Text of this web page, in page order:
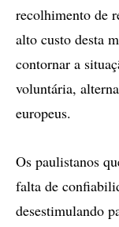
recolhimento de
alto custo desta
contornar a
voluntária,
europeus.
Os paulistanos
falta de
desestimulando